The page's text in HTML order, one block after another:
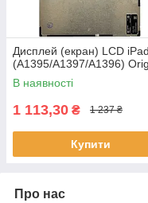
Дисплей (екран) LCD
(A1395/A1397/A1396)
В наявності
1 113,30 ₴ 1 237 ₴
Купити
Про нас